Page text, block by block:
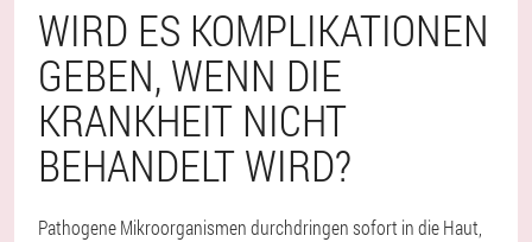
WIRD ES KOMPLIKATIONEN
GEBEN, WENN DIE
KRANKHEIT NICHT
BEHANDELT WIRD?
Pathogene Mikroorganismen durchdringen sofort in die Haut,